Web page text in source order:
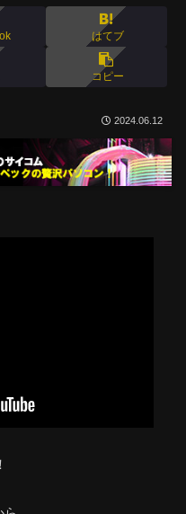
はてブ
コピー
2024.06.12